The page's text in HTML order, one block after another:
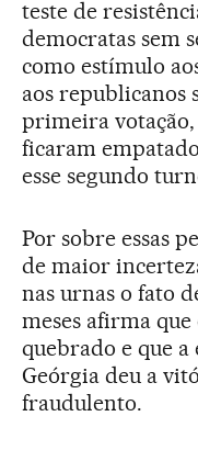
teste de
democratas sem
como estímulo
aos republicanos
primeira
ficaram
esse segundo
Por sobre essas
de maior
nas urnas o fato
meses afirma
quebrado e que
Geórgia deu a
fraudulento.